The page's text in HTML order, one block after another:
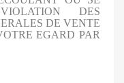
DES
DE VENTE
EGARD PAR